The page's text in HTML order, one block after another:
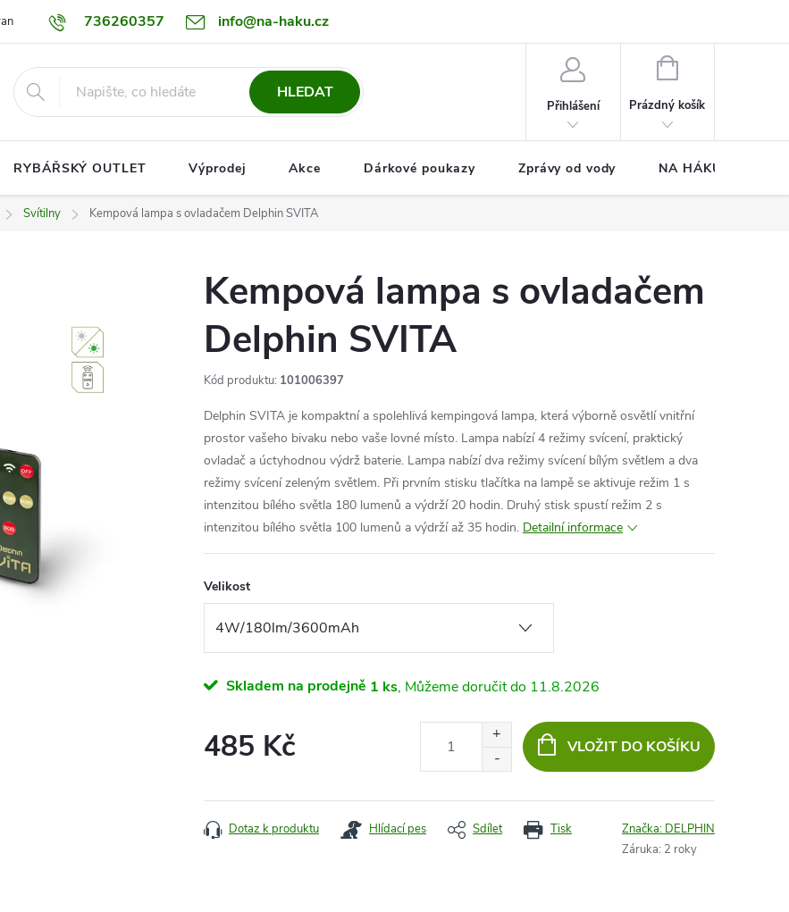
736260357 info@na-haku.cz
osobních údajů Dopravy
HLEDAT
Přihlášení
NÁKUPNÍ
Prázdný košík
RYBÁŘSKÝ OUTLET Výprodej Akce Dárkové poukazy Zprávy od vody NA HÁKU CUP
Svítilny Kempová lampa s ovladačem Delphin SVITA
Kempová lampa s ovladačem
Delphin SVITA
Kód produktu: 101006397
Delphin SVITA je kompaktní a spolehlivá kempingová lampa, která výborně osvětlí vnitřní
prostor vašeho bivaku nebo vaše lovné místo. Lampa nabízí 4 režimy svícení, praktický
ovladač a úctyhodnou výdrž baterie. Lampa nabízí dva režimy svícení bílým světlem a dva
režimy svícení zeleným světlem. Při prvním stisku tlačítka na lampě se aktivuje režim 1 s
intenzitou bílého světla 180 lumenů a výdrží 20 hodin. Druhý stisk spustí režim 2 s
intenzitou bílého světla 100 lumenů a výdrží až 35 hodin. Detailní informace
Velikost
Skladem na prodejně 1 ks 11.8.2026
485 Kč VLOŽIT DO KOŠÍKU
Tisk
Dotaz k produktu Hlídací pes Sdílet Značka: DELPHIN
Záruka: 2 roky